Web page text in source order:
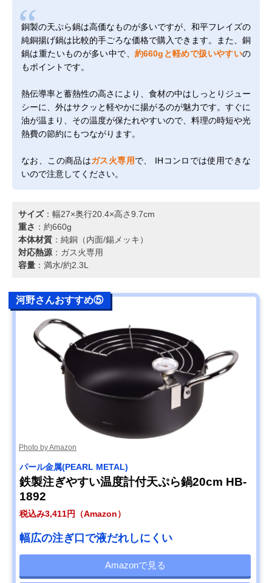
銅製の天ぷら鍋は高価なものが多いですが、和平フレイズの
純銅揚げ鍋は比較的手ごろな価格で購入できます。また、銅
鍋は重たいものが多い中で、 約660gと軽めで扱いやすいの
もポイントです。
熱伝導率と蓄熱性の高さにより、食材の中はしっとりジュー
シーに、外はサクッと軽やかに揚がるのが魅力です。すぐに
油が温まり、その温度が保たれやすいので、料理の時短や光
熱費の節約にもつながります。
なお、この商品はガス火専用で、 IHコンロでは使用できな
いので注意してください。
サイズ：幅27×奥行20.4×高さ9.7cm
重さ ：約660g
本体材質 ：純銅（内面/錫メッキ）
対応熱源 ：ガス火専用
容量 ：満水/約2.3L
河野さんおすすめ⑤
Photo by Amazon
パール金属(PEARL METAL)
鉄製注ぎやすい温度計付天ぷら鍋20cm HB-
1892
税込み3,411円（Amazon）
幅広の注ぎ口で液だれしにくい
Amazonで見る